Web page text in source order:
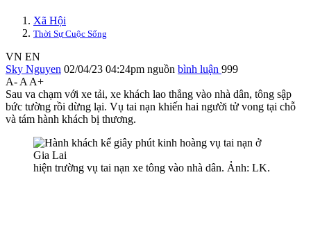
Xã Hội
Thời Sự Cuộc Sống
VN EN
Sky Nguyen 02/04/23 04:24pm nguồn bình luận 999
A- A A+
Sau va chạm với xe tải, xe khách lao thẳng vào nhà dân, tông sập
bức tường rồi dừng lại. Vụ tai nạn khiến hai người t‌ử von‌g tại chỗ
và tám hành khách bị thương.
hiện trường vụ tai nạn xe tông vào nhà dân. Ảnh: LK.